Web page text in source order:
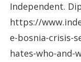
Independent.
https://
e-bosnia-crisis-
hates-who-and-